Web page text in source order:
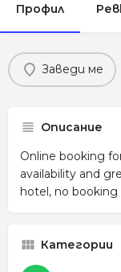
Профил
Заведи ме
Описание
Online booking
availability and
hotel, no booking
Категории